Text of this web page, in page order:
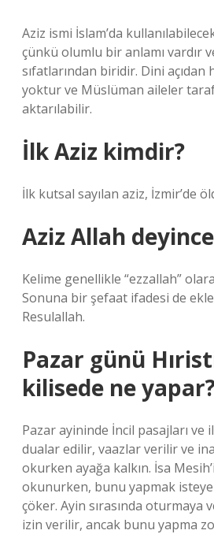
Aziz ismi İslam’da
çünkü olumlu bir anlamı vardır
sıfatlarından biridir. Dini açıdan
yoktur ve Müslüman aileler
aktarılabilir.
İlk Aziz kimdir?
İlk kutsal sayılan aziz, İzmir’de
Aziz Allah
Kelime genellikle “ezzallah”
Sonuna bir şefaat ifadesi de
Resulallah.
Pazar günü
kilisede ne
Pazar ayininde İncil pasajları
dualar edilir, vaazlar verilir ve
okurken ayağa kalkın. İsa
okunurken, bunu yapmak
çöker. Ayin sırasında oturmaya
izin verilir, ancak bunu yapma